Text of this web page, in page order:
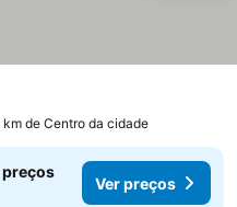
km de Centro da cidade
preços
Ver preços